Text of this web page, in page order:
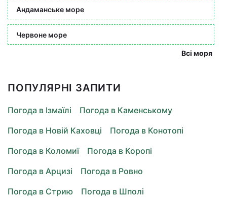
Андаманське море
Червоне море
Всі моря
ПОПУЛЯРНІ ЗАПИТИ
Погода в Ізмаїлі
Погода в Каменському
Погода в Новій Каховці
Погода в Конотопі
Погода в Коломиї
Погода в Коропі
Погода в Арцизі
Погода в Ровно
Погода в Стрию
Погода в Шполі